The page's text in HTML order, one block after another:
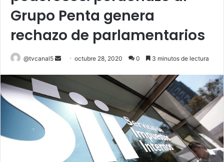
Grupo Penta genera
rechazo de parlamentarios
@tvcanal5
Sendoctubre 28, 2020 0 3 minutos de lectura